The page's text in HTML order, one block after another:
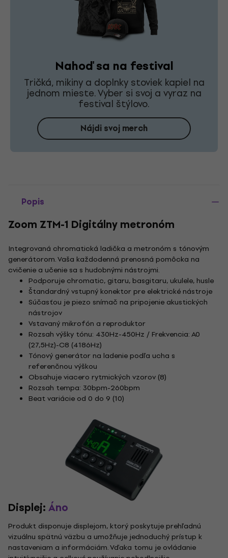
Nahoď sa na festival
Tričká, mikiny a doplnky stoviek kapiel na
jednom mieste. Vyber si svoj a vyraz na
festival štýlovo.
Nájdi svoj merch
Popis
Zoom ZTM-1 Digitálny metronóm
Integrovaná chromatická ladička a metronóm s tónovým
generátorom. Vaša každodenná prenosná pomôcka na
cvičenie a učenie sa s hudobnými nástrojmi.
Podporuje chromatic, gitaru, basgitaru, ukulele, husle
Štandardný vstupný konektor pre elektrické nástroje
Súčasťou je piezo snímač na pripojenie akustických
nástrojov
Vstavaný mikrofón a reproduktor
Rozsah výšky tónu: 430Hz-450Hz / Frekvencia: A0
(27,5Hz)-C8 (4186Hz)
Tónový generátor na ladenie podľa ucha s
referenčnou výškou
Obsahuje viacero rytmických vzorov (8)
Rozsah tempa: 30bpm-260bpm
Beat variácie od 0 do 9 (10)
Displej:Áno
Produkt disponuje displejom, ktorý poskytuje prehľadnú
vizuálnu spätnú väzbu a umožňuje jednoduchý prístup k
nastaveniam a informáciám. Vďaka tomu je ovládanie